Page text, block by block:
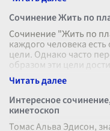
Сочинение Жить по
Сочинение "Жить по
каждого человека
цели. Однако часто
образом эти цели
Интересное
кинетоскоп
Томас Альва Эдисон,